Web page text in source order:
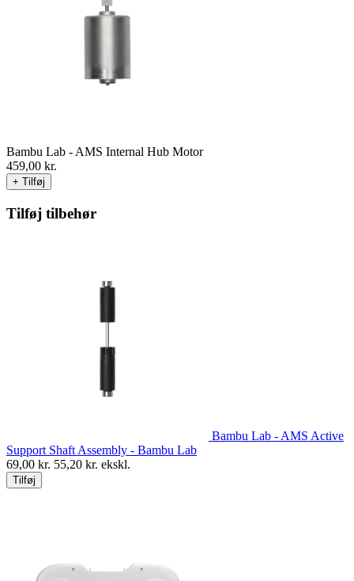
Bambu Lab - AMS Internal Hub Motor
459,00 kr.
+ Tilføj
Tilføj tilbehør
Bambu Lab - AMS Active
Support Shaft Assembly - Bambu Lab
69,00 kr. 55,20 kr. ekskl.
Tilføj